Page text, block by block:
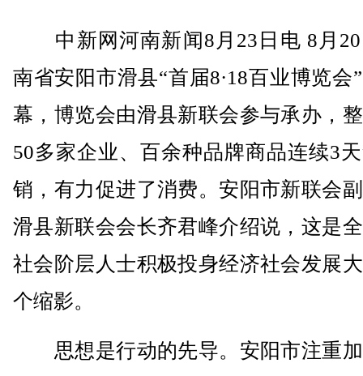
中新网河南新闻8月23日电 8月20
南省安阳市滑县“首届8·18百业博览会
幕，博览会由滑县新联会参与承办，
50多家企业、百余种品牌商品连续3
销，有力促进了消费。安阳市新联会
滑县新联会会长齐君峰介绍说，这是
社会阶层人士积极投身经济社会发展
个缩影。
思想是行动的先导。安阳市注重